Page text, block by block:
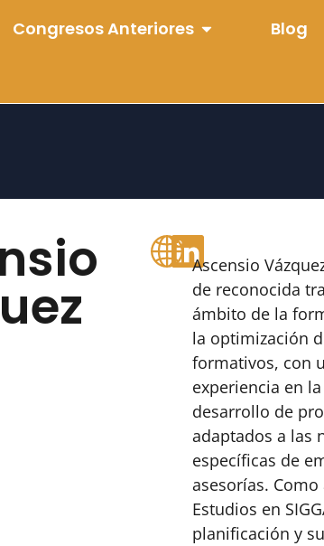
Congresos Anteriores Blog
Ascensio
de reconocida
ámbito de la
la optimización
formativos, con
experiencia en
desarrollo de
adaptados a las
específicas de
asesorías.
Estudios en
planificación y